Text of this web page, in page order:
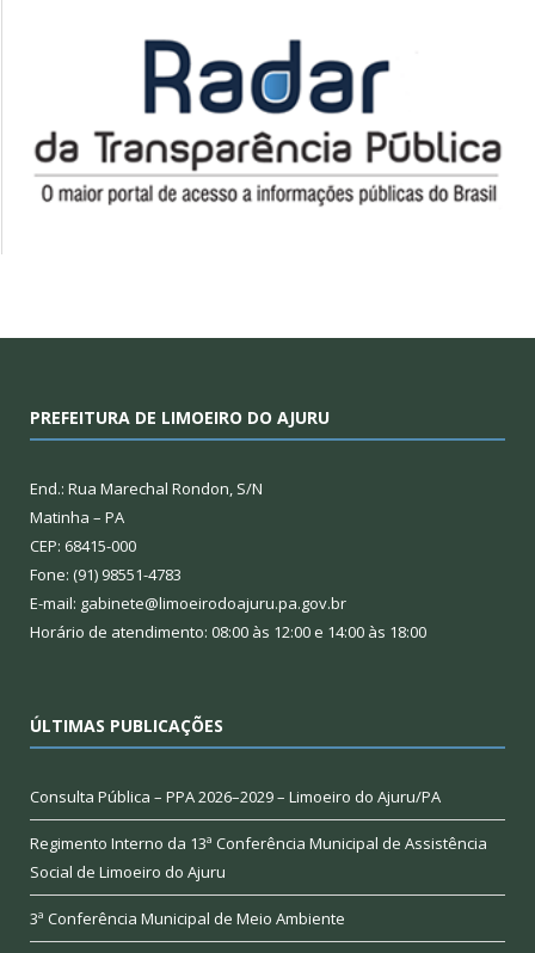
PREFEITURA DE LIMOEIRO DO AJURU
End.: Rua Marechal Rondon, S/N
Matinha – PA
CEP: 68415-000
Fone: (91) 98551-4783
E-mail: gabinete@limoeirodoajuru.pa.gov.br
Horário de atendimento: 08:00 às 12:00 e 14:00 às 18:00
ÚLTIMAS PUBLICAÇÕES
Consulta Pública – PPA 2026–2029 – Limoeiro do Ajuru/PA
Regimento Interno da 13ª Conferência Municipal de Assistência
Social de Limoeiro do Ajuru
3ª Conferência Municipal de Meio Ambiente